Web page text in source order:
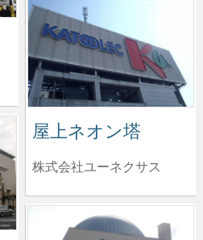
屋上ネオン塔
株式会社ユーネクサス